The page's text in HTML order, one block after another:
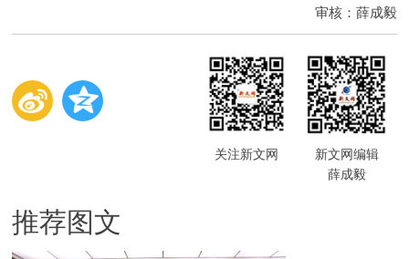
审核：薛成毅
关注新文网
新文网编辑
薛成毅
推荐图文